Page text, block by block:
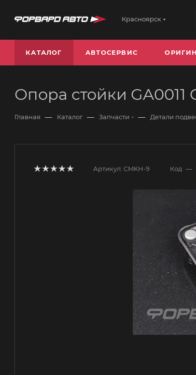
Красноярск
КАТАЛОГ АВТОСЕРВИС
Опора стойки GA0011
Главная — Каталог — Запчасти — Детали
Артикул: CMKH-9 Код —